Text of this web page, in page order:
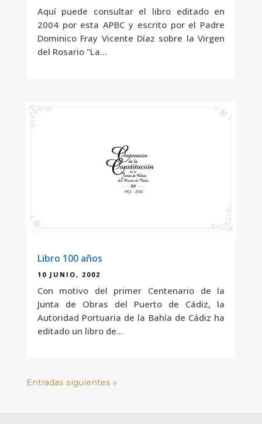
Aquí puede consultar el libro editado en
2004 por esta APBC y escrito por el Padre
Dominico Fray Vicente Díaz sobre la Virgen
del Rosario "La...
Libro 100 años
10 JUNIO, 2002
Con motivo del primer Centenario de la
Junta de Obras del Puerto de Cádiz, la
Autoridad Portuaria de la Bahía de Cádiz ha
editado un libro de...
Entradas siguientes »